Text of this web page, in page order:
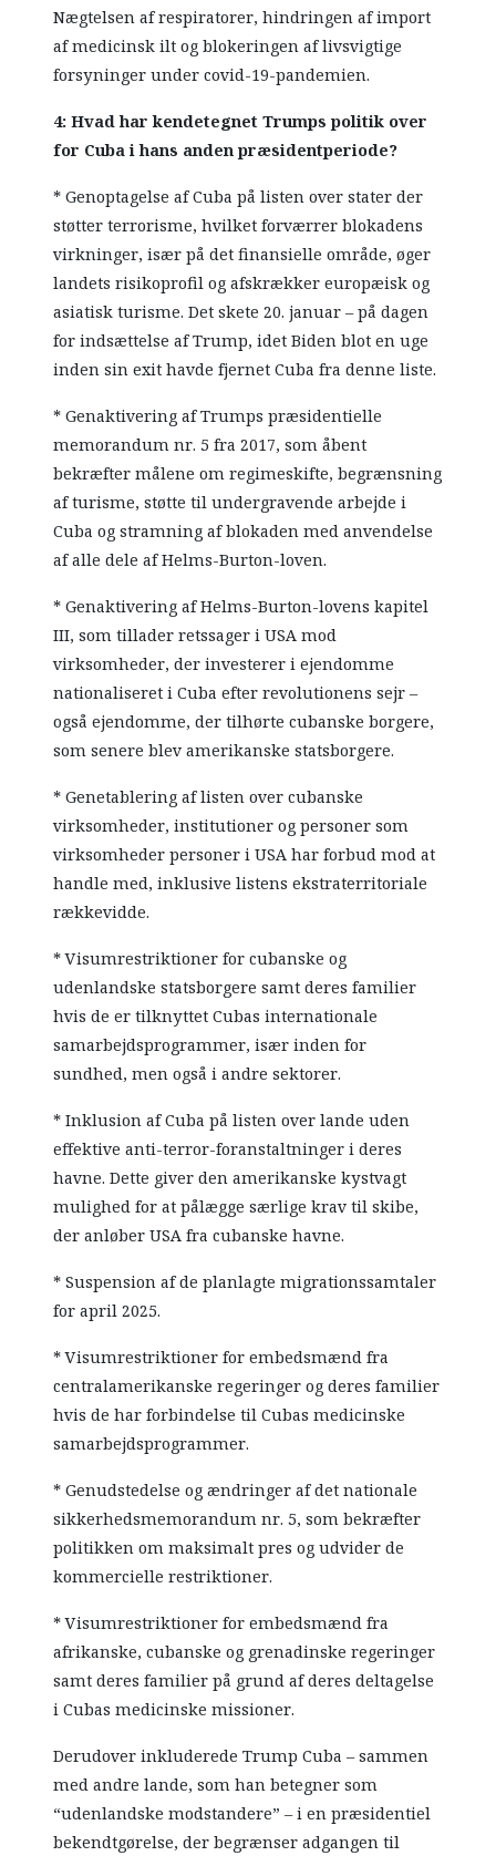
Nægtelsen af respiratorer, hindringen af import
af medicinsk ilt og blokeringen af livsvigtige
forsyninger under covid-19-pandemien.
4: Hvad har kendetegnet Trumps politik over
for Cuba i hans anden præsidentperiode?
* Genoptagelse af Cuba på listen over stater der
støtter terrorisme, hvilket forværrer blokadens
virkninger, især på det finansielle område, øger
landets risikoprofil og afskrækker europæisk og
asiatisk turisme. Det skete 20. januar – på dagen
for indsættelse af Trump, idet Biden blot en uge
inden sin exit havde fjernet Cuba fra denne liste.
* Genaktivering af Trumps præsidentielle
memorandum nr. 5 fra 2017, som åbent
bekræfter målene om regimeskifte, begrænsning
af turisme, støtte til undergravende arbejde i
Cuba og stramning af blokaden med anvendelse
af alle dele af Helms-Burton-loven.
* Genaktivering af Helms-Burton-lovens kapitel
III, som tillader retssager i USA mod
virksomheder, der investerer i ejendomme
nationaliseret i Cuba efter revolutionens sejr –
også ejendomme, der tilhørte cubanske borgere,
som senere blev amerikanske statsborgere.
* Genetablering af listen over cubanske
virksomheder, institutioner og personer som
virksomheder personer i USA har forbud mod at
handle med, inklusive listens ekstraterritoriale
rækkevidde.
* Visumrestriktioner for cubanske og
udenlandske statsborgere samt deres familier
hvis de er tilknyttet Cubas internationale
samarbejdsprogrammer, især inden for
sundhed, men også i andre sektorer.
* Inklusion af Cuba på listen over lande uden
effektive anti-terror-foranstaltninger i deres
havne. Dette giver den amerikanske kystvagt
mulighed for at pålægge særlige krav til skibe,
der anløber USA fra cubanske havne.
* Suspension af de planlagte migrationssamtaler
for april 2025.
* Visumrestriktioner for embedsmænd fra
centralamerikanske regeringer og deres familier
hvis de har forbindelse til Cubas medicinske
samarbejdsprogrammer.
* Genudstedelse og ændringer af det nationale
sikkerhedsmemorandum nr. 5, som bekræfter
politikken om maksimalt pres og udvider de
kommercielle restriktioner.
* Visumrestriktioner for embedsmænd fra
afrikanske, cubanske og grenadinske regeringer
samt deres familier på grund af deres deltagelse
i Cubas medicinske missioner.
Derudover inkluderede Trump Cuba – sammen
med andre lande, som han betegner som
“udenlandske modstandere” – i en præsidentiel
bekendtgørelse, der begrænser adgangen til